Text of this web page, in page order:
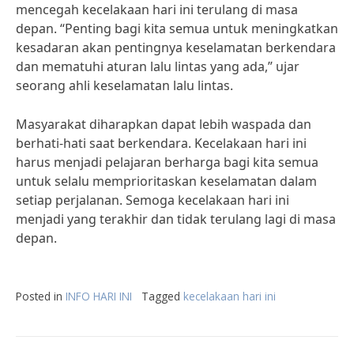
mencegah kecelakaan hari ini terulang di masa
depan. “Penting bagi kita semua untuk meningkatkan
kesadaran akan pentingnya keselamatan berkendara
dan mematuhi aturan lalu lintas yang ada,” ujar
seorang ahli keselamatan lalu lintas.
Masyarakat diharapkan dapat lebih waspada dan
berhati-hati saat berkendara. Kecelakaan hari ini
harus menjadi pelajaran berharga bagi kita semua
untuk selalu memprioritaskan keselamatan dalam
setiap perjalanan. Semoga kecelakaan hari ini
menjadi yang terakhir dan tidak terulang lagi di masa
depan.
Posted in INFO HARI INI Tagged kecelakaan hari ini